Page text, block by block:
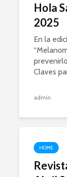
Hola
2025
En la
Claves
admin
HOME